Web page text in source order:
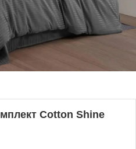
Cotton Shine